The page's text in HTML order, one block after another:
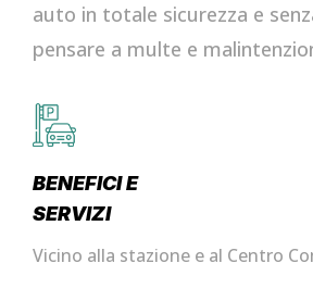
auto in totale sicurezza e
pensare a multe e
BENEFICI E
SERVIZI
Vicino alla stazione e al Centro